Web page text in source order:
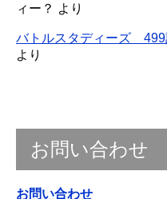
ィー？ より
バトルスタディーズ 499
より
お問い合わせ
お問い合わせ